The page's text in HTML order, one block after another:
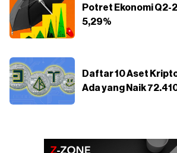
Potret Ekonomi Q2-
5,29%
Daftar 10 Aset
Ada yang Naik